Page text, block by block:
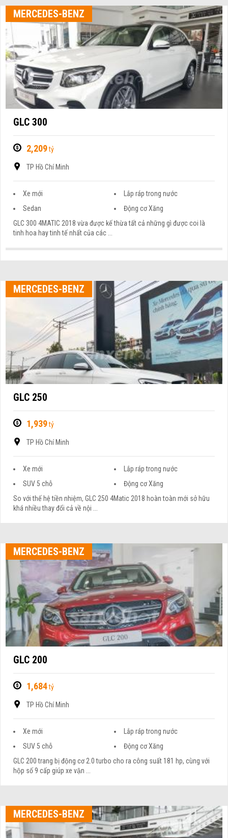
MERCEDES-BENZ
GLC 300
2,209tỷ
TP Hồ Chí Minh
Xe mới
Lắp ráp trong nước
Sedan
Động cơ Xăng
GLC 300 4MATIC 2018 vừa được kế thừa tất cả những gì được coi là
tinh hoa hay tinh tế nhất của các ...
MERCEDES-BENZ
GLC 250
1,939tỷ
TP Hồ Chí Minh
Xe mới
Lắp ráp trong nước
SUV 5 chỗ
Động cơ Xăng
So với thế hệ tiền nhiệm, GLC 250 4Matic 2018 hoàn toàn mới sở hữu
khá nhiều thay đổi cả về nội ...
MERCEDES-BENZ
GLC 200
1,684tỷ
TP Hồ Chí Minh
Xe mới
Lắp ráp trong nước
SUV 5 chỗ
Động cơ Xăng
GLC 200 trang bị động cơ 2.0 turbo cho ra công suất 181 hp, cùng với
hộp số 9 cấp giúp xe vận ...
MERCEDES-BENZ